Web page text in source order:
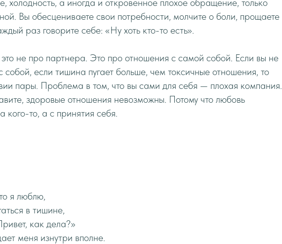
холодность, а иногда и откровенное плохое обращение, только
Вы обесцениваете свои потребности, молчите о боли, прощаете
раз говорите себе: «Ну хоть кто-то есть».
не про партнера. Это про отношения с самой собой. Если вы не
если тишина пугает больше, чем токсичные отношения, то
пары. Проблема в том, что вы сами для себя — плохая компания.
здоровые отношения невозможны. Потому что любовь
кого-то, а с принятия себя.
я люблю,
в тишине,
как дела?»
меня изнутри вполне.